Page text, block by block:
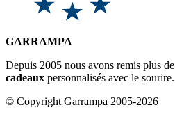
GARRAMPA
Depuis 2005 nous avons remis plus de
cadeaux personnalisés avec le sourire.
© Copyright Garrampa 2005-2026